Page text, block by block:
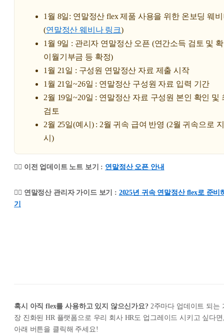
1월 8일: 연말정산 flex 제품 사용을 위한 온보딩 웨
(연말정산 웨비나 링크)
1월 9일 : 관리자 연말정산 오픈 (연간소득 검토 및
이월기부금 등 확정)
1월 21일 : 구성원 연말정산 자료 제출 시작
1월 21일~26일 : 연말정산 구성원 자료 입력 기간
2월 19일~20일 : 연말정산 자료 구성원 본인 확인 및
검토
2월 25일(예시) : 2월 귀속 급여 반영 (2월 귀속으로
시)
👉🏻 이전 업데이트 노트 보기 : 연말정산 오픈 안내
👉🏻 연말정산 관리자 가이드 보기 : 2025년 귀속 연말정산 flex로 준비
기
혹시 아직 flex를 사용하고 있지 않으신가요? 2주마다 업데이트 되는
장 진화된 HR 플랫폼으로 우리 회사 HR도 업그레이드 시키고 싶다
아래 버튼을 클릭해 주세요!